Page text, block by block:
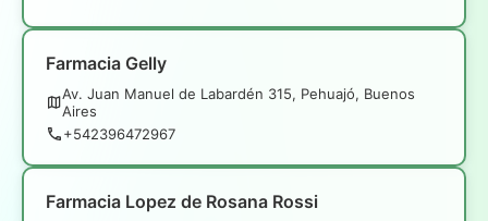
Farmacia Gelly
Av. Juan Manuel de Labardén 315, Pehuajó, Buenos
Aires
+542396472967
Farmacia Lopez de Rosana Rossi